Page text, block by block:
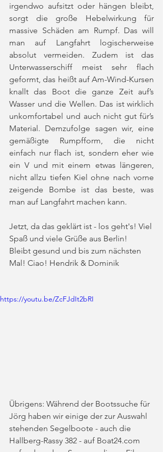
irgendwo aufsitzt oder hängen bleibt,
sorgt die große Hebelwirkung für
massive Schäden am Rumpf. Das will
man auf Langfahrt logischerweise
absolut vermeiden. Zudem ist das
Unterwasserschiff meist sehr flach
geformt, das heißt auf Am-Wind-Kursen
knallt das Boot die ganze Zeit auf’s
Wasser und die Wellen. Das ist wirklich
unkomfortabel und auch nicht gut für’s
Material. Demzufolge sagen wir, eine
gemäßigte Rumpfform, die nicht
einfach nur flach ist, sondern eher wie
ein V und mit einem etwas längeren,
nicht allzu tiefen Kiel ohne nach vorne
zeigende Bombe ist das beste, was
man auf Langfahrt machen kann.
Jetzt, da das geklärt ist - los geht's! Viel
Spaß und viele Grüße aus Berlin!
Bleibt gesund und bis zum nächsten
Mal! Ciao! Hendrik & Dominik
https://youtu.be/ZcFJdIt2bRI
Übrigens: Während der Bootssuche für
Jörg haben wir einige der zur Auswahl
stehenden Segelboote - auch die
Hallberg-Rassy 382 - auf Boat24.com